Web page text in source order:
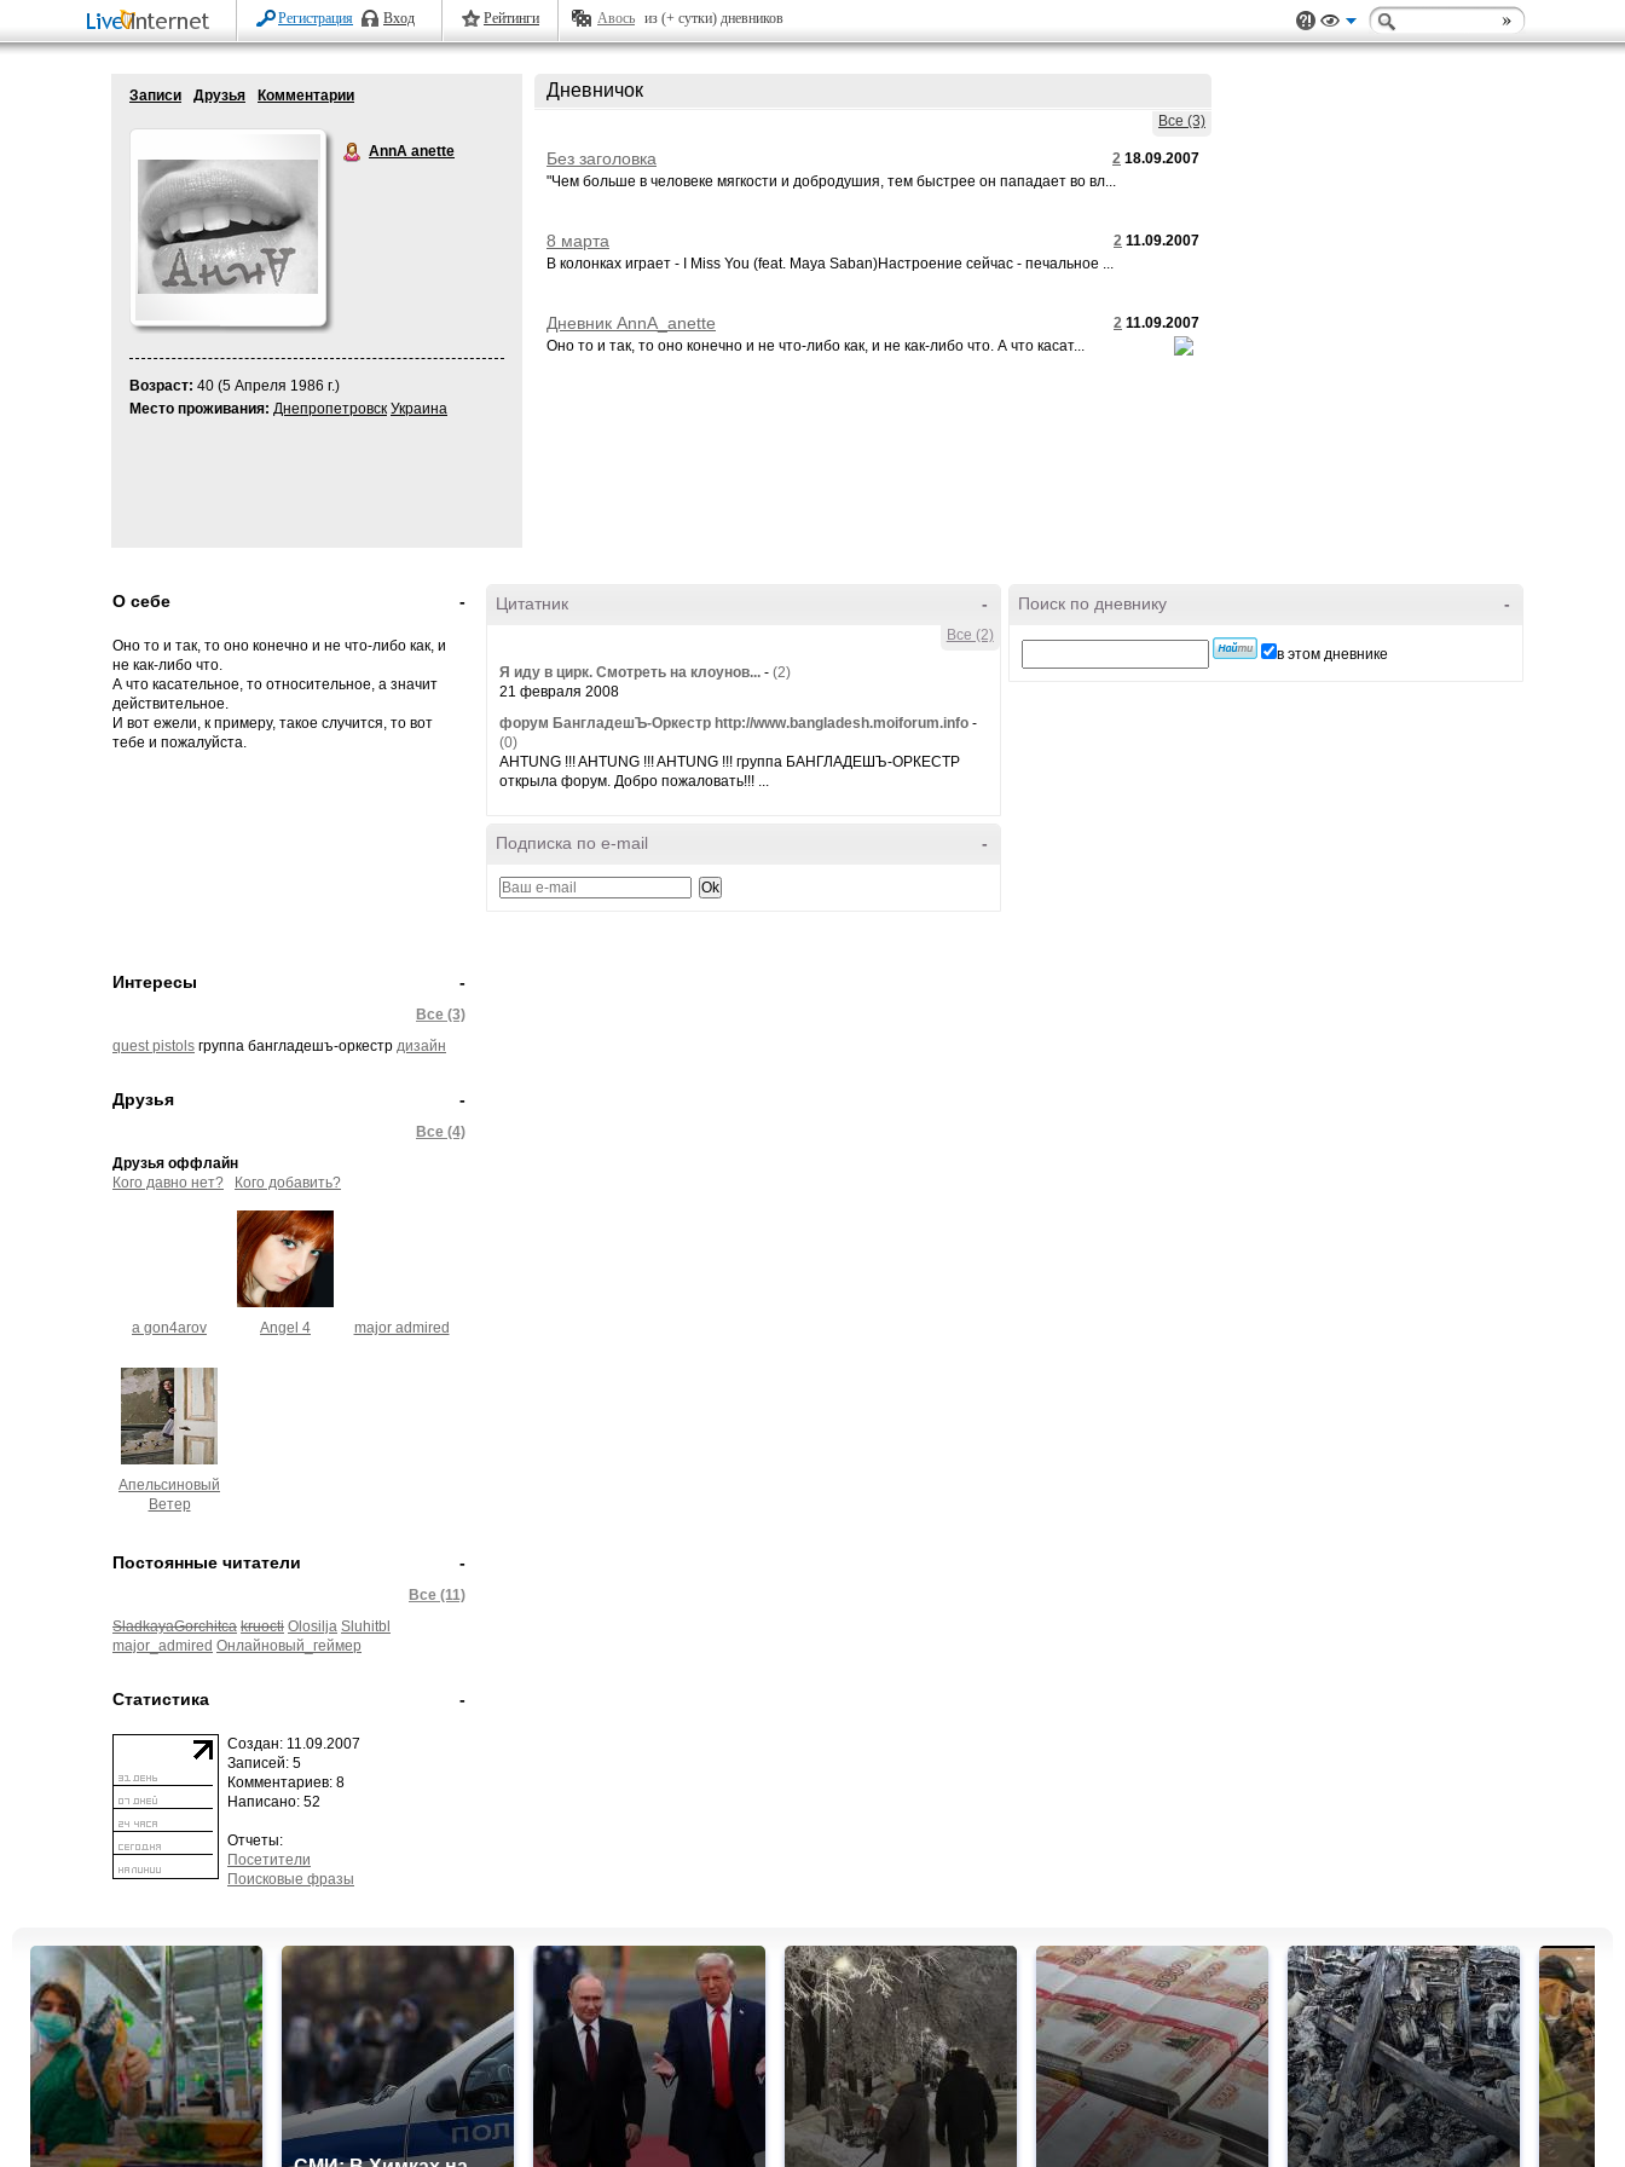
Регистрация Вход Рейтинги Авось из (+ сутки) дневников
Записи Друзья Комментарии
AnnA anette
Возраст: 40 (5 Апреля 1986 г.)
Место проживания: Днепропетровск Украина
Дневничок
Все (3)
2 18.09.2007
Без заголовка
"Чем больше в человеке мягкости и добродушия, тем быстрее он пападает во вл...
2 11.09.2007
8 марта
В колонках играет - I Miss You (feat. Maya Saban)Настроение сейчас - печальное ...
2 11.09.2007
Дневник AnnA_anette
Оно то и так, то оно конечно и не что-либо как, и не как-либо что. А что касат...
-
О себе
Оно то и так, то оно конечно и не что-либо как, и
не как-либо что.
А что касательное, то относительное, а значит
действительное.
И вот ежели, к примеру, такое случится, то вот
тебе и пожалуйста.
-
Интересы
Все (3)
quest pistols группа бангладешъ-оркестр дизайн
-
Друзья
Все (4)
Друзья оффлайн
Кого давно нет?
Кого добавить?
a gon4arov Angel 4 major admired
Апельсиновый
Ветер
-
Постоянные читатели
Все (11)
SladkayaGorchitca kruocti Olosilja Sluhitbl
major_admired Онлайновый_геймер
-
Статистика
Создан: 11.09.2007
Записей: 5
Комментариев: 8
Написано: 52
Отчеты:
Посетители
Поисковые фразы
-
Цитатник
Все (2)
Я иду в цирк. Смотреть на клоунов... - (2)
21 февраля 2008
форум БангладешЪ-Оркестр http://www.bangladesh.moiforum.info -
(0)
AHTUNG !!! AHTUNG !!! AHTUNG !!! группа БАНГЛАДЕШЪ-ОРКЕСТР
открыла форум. Добро пожаловать!!! ...
-
Подписка по e-mail
-
Поиск по дневнику
в этом дневнике